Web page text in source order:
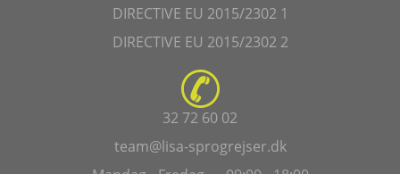
DIRECTIVE EU 2015/2302 1
DIRECTIVE EU 2015/2302 2
32 72 60 02
team@lisa-sprogrejser.dk